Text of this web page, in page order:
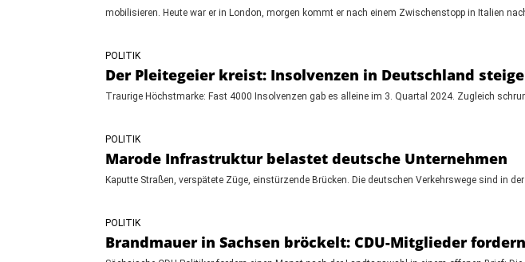
mobilisieren. Heute war er in London, morgen kommt er nach einem Zwischenstopp in Italien
POLITIK
Der Pleitegeier kreist: Insolvenzen in Deutschland
Traurige Höchstmarke: Fast 4000 Insolvenzen gab es alleine im 3. Quartal 2024. Zugleich
POLITIK
Marode Infrastruktur belastet deutsche Unternehmen
Kaputte Straßen, verspätete Züge, einstürzende Brücken. Die deutschen Verkehrswege sind in
POLITIK
Brandmauer in Sachsen bröckelt: CDU-Mitglieder